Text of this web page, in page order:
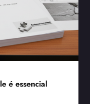
é essencial